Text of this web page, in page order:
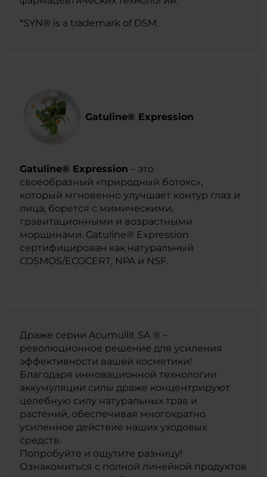
*SYN® is a trademark of DSM.
Gatuline® Expression
Gatuline® Expression – это
своеобразный «природный ботокс»,
который мгновенно улучшает контур глаз и
лица, борется с мимическими,
гравитационными и возрастными
морщинами. Gatuline® Expression
сертифицирован как натуральный
COSMOS/ECOCERT, NPA и NSF.
Драже серии Acumullit SA ® –
революционное решение для усиления
эффективности вашей косметики!
Благодаря инновационной технологии
аккумуляции силы драже концентрируют
целебную силу натуральных трав и
растений, обеспечивая многократно
усиленное действие наших уходовых
средств.
Попробуйте и ощутите разницу!
Ознакомиться с полной линейкой продуктов